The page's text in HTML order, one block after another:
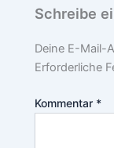
Schreibe
Deine E-Mail-
Erforderliche
Kommentar *